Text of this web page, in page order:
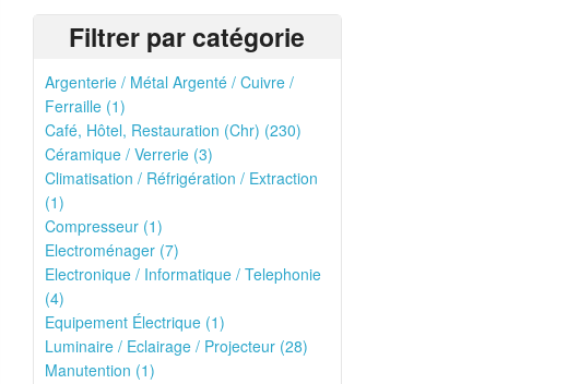
Filtrer par catégorie
Argenterie / Métal Argenté / Cuivre /
Ferraille (1)
Café, Hôtel, Restauration (Chr) (230)
Céramique / Verrerie (3)
Climatisation / Réfrigération / Extraction
(1)
Compresseur (1)
Electroménager (7)
Electronique / Informatique / Telephonie
(4)
Equipement Électrique (1)
Luminaire / Eclairage / Projecteur (28)
Manutention (1)